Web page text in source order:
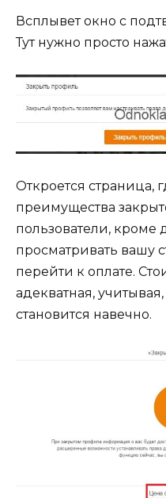
Всплывет окно с
Тут нужно просто
Откроется страница,
преимущества
пользователи, кроме
просматривать вашу
перейти к оплате.
адекватная,
становится навечно.